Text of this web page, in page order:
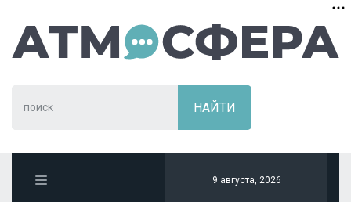
9 августа, 2026